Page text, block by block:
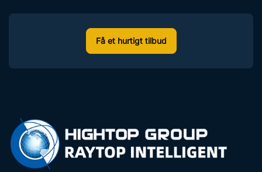
Få et hurtigt tilbud